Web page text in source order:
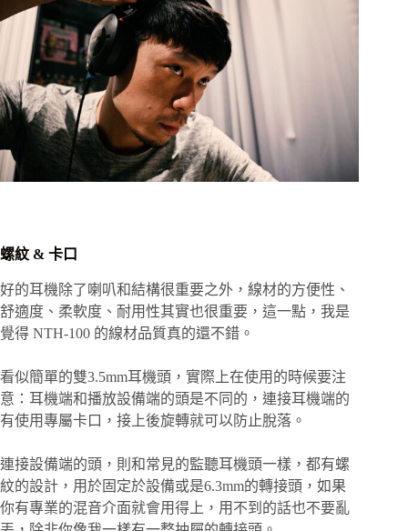
螺紋 & 卡口
好的耳機除了喇叭和結構很重要之外，線材的方便性、
舒適度、柔軟度、耐用性其實也很重要，這一點，我是
覺得 NTH-100 的線材品質真的還不錯。
看似簡單的雙3.5mm耳機頭，實際上在使用的時候要注
意：耳機端和播放設備端的頭是不同的，連接耳機端的
有使用專屬卡口，接上後旋轉就可以防止脫落。
連接設備端的頭，則和常見的監聽耳機頭一樣，都有螺
紋的設計，用於固定於設備或是6.3mm的轉接頭，如果
你有專業的混音介面就會用得上，用不到的話也不要亂